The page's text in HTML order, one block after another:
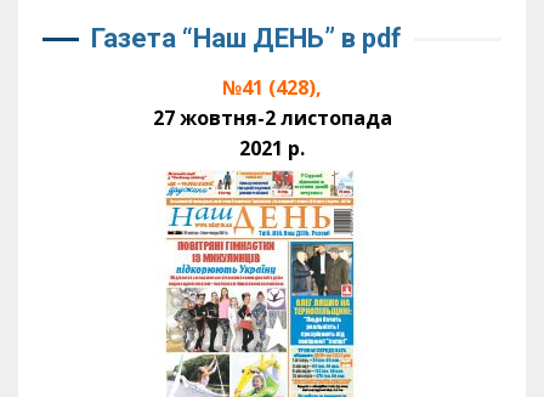
Газета “Наш ДЕНЬ” в pdf
№41 (428),
27 жовтня-2 листопада
2021 р.